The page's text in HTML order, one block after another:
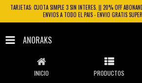
TARJETAS: CUOTA SIMPLE 3 SIN INTERES. || 20% OFF
ENVIOS A TODO EL PAIS - ENVIO GRATIS
ANORAKS
INICIO PRODUCTOS